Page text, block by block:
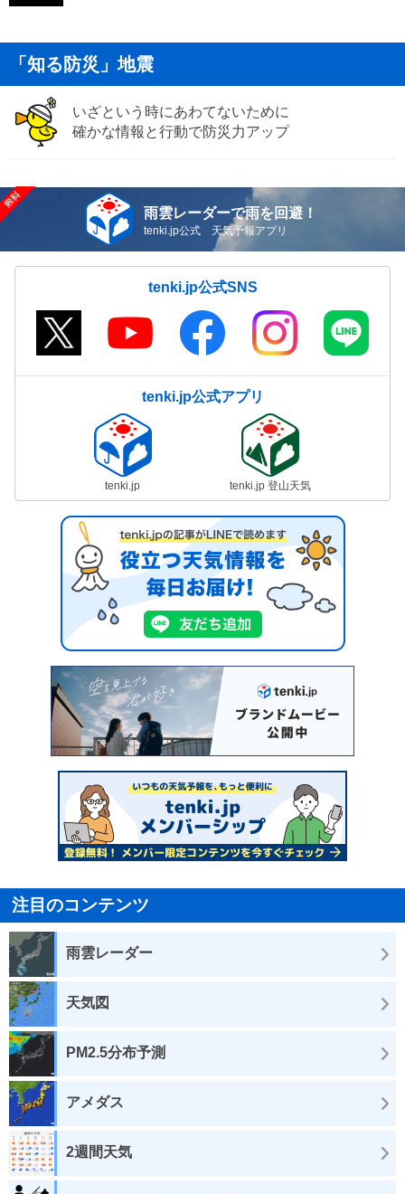
「知る防災」地震
いざという時にあわてないために
確かな情報と行動で防災力アップ
雨雲レーダーで雨を回避！
tenki.jp公式 天気予報アプリ
tenki.jp公式SNS
tenki.jp公式アプリ
tenki.jp tenki.jp 登山天気
注目のコンテンツ
雨雲レーダー
天気図
PM2.5分布予測
アメダス
2週間天気